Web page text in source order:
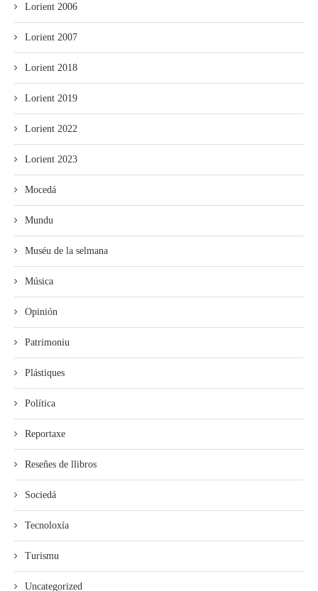
Lorient 2006
Lorient 2007
Lorient 2018
Lorient 2019
Lorient 2022
Lorient 2023
Mocedá
Mundu
Muséu de la selmana
Música
Opinión
Patrimoniu
Plástiques
Política
Reportaxe
Reseñes de llibros
Sociedá
Tecnoloxía
Turismu
Uncategorized